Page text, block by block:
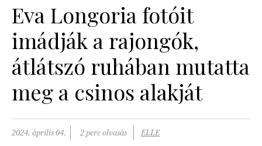
SZÉPSÉG
PÁRKAPCSOLAT
Eva Longoria fotóit
imádják a rajongók,
átlátszó ruhában mutatta
meg a csinos alakját
2024. április 04. 2 perc olvasás ELLE